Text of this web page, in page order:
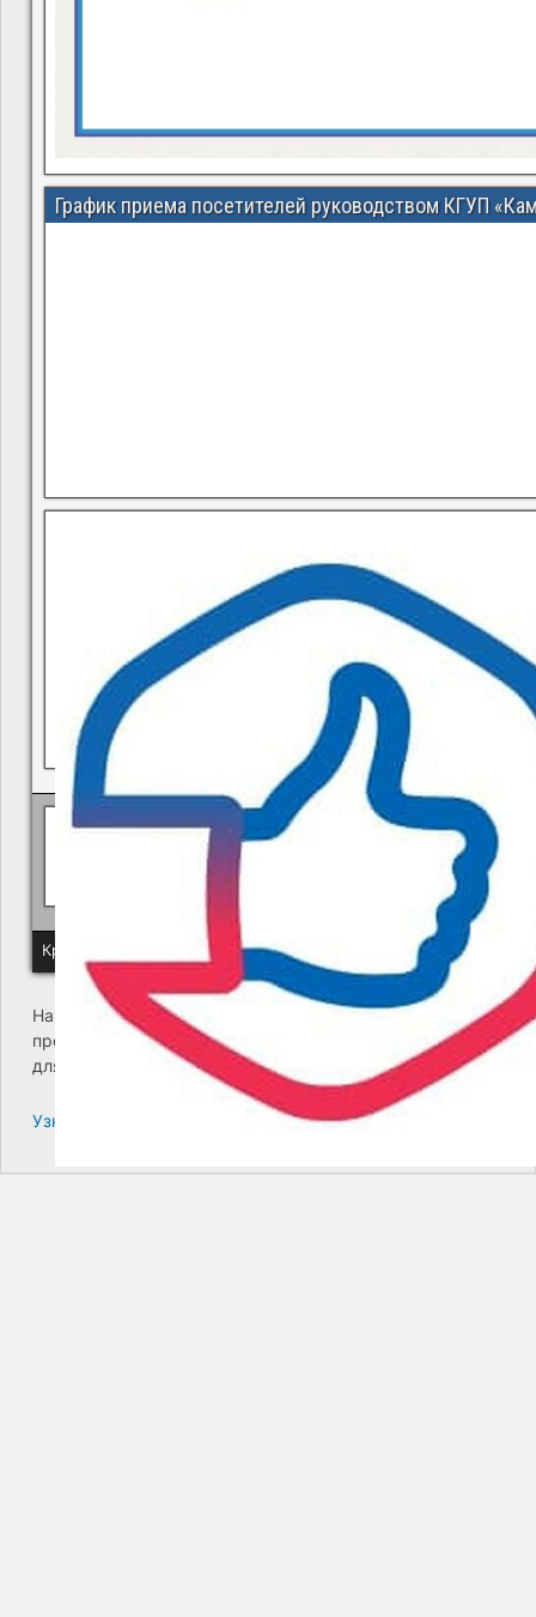
График приема посетителей руководством КГУП
В квитанциях ошибки, в подъезде мусор, сотрудники
Политика КГУП "Камчатский водоканал" в отношении
Краевое государственное унитарное предприятие
На сайте возникла критическая ошибка. Пожалуйста,
проверьте входящие сообщения почты администратора
для дальнейших инструкций.
Узнайте больше про решение проблем с WordPress.